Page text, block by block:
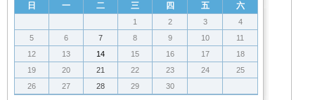
日 一 二 三 四 五 六
1 2 3
4
5
6 7 8 9 10
11
12
13 14 15 16 17
18
19
20 21 22 23 24
25
26
27 28 29 30